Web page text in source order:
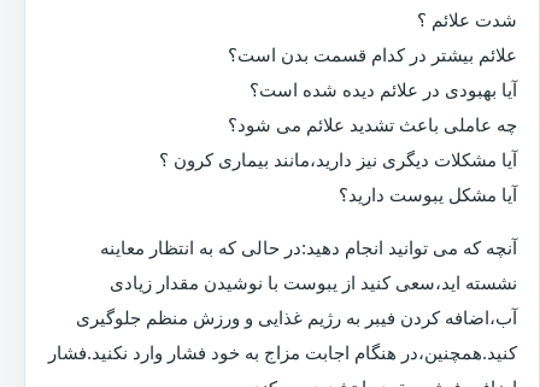
شدت علائم ؟
علائم بیشتر در کدام قسمت بدن است؟
آیا بهبودی در علائم دیده شده است؟
چه عاملی باعث تشدید علائم می شود؟
آیا مشکلات دیگری نیز دارید،مانند بیماری کرون ؟
آیا مشکل یبوست دارید؟
آنچه که می توانید انجام دهید:در حالی که به انتظار معاینه
نشسته اید،سعی کنید از یبوست با نوشیدن مقدار زیادی
آب،اضافه کردن فیبر به رژیم غذایی و ورزش منظم جلوگیری
کنید.همچنین،در هنگام اجابت مزاج به خود فشار وارد نکنید.فشار